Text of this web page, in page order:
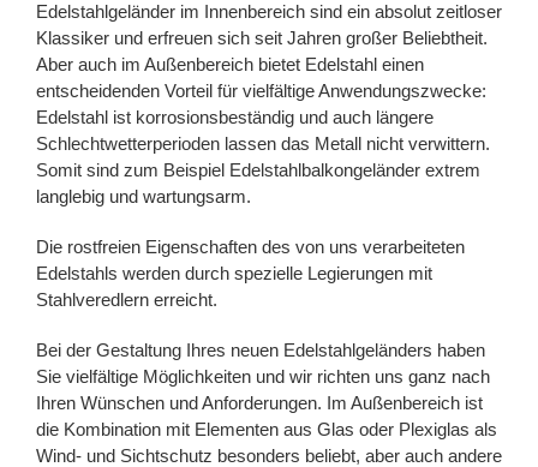
Edelstahlgeländer im Innenbereich sind ein absolut zeitloser
Klassiker und erfreuen sich seit Jahren großer Beliebtheit.
Aber auch im Außenbereich bietet Edelstahl einen
entscheidenden Vorteil für vielfältige Anwendungszwecke:
Edelstahl ist korrosionsbeständig und auch längere
Schlechtwetterperioden lassen das Metall nicht verwittern.
Somit sind zum Beispiel Edelstahlbalkongeländer extrem
langlebig und wartungsarm.
Die rostfreien Eigenschaften des von uns verarbeiteten
Edelstahls werden durch spezielle Legierungen mit
Stahlveredlern erreicht.
Bei der Gestaltung Ihres neuen Edelstahlgeländers haben
Sie vielfältige Möglichkeiten und wir richten uns ganz nach
Ihren Wünschen und Anforderungen. Im Außenbereich ist
die Kombination mit Elementen aus Glas oder Plexiglas als
Wind- und Sichtschutz besonders beliebt, aber auch andere